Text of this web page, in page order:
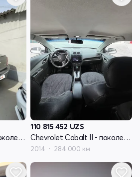
Chevrolet Cobalt II - поколение
110 815 452 UZS
Chevrolet Cobalt II - поколение
2014 284 000 км